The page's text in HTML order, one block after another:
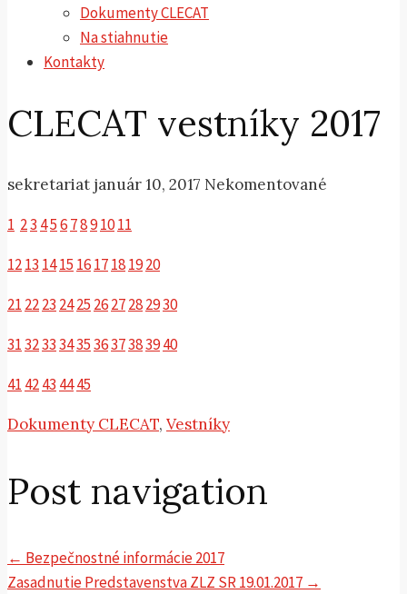
Dokumenty CLECAT
Na stiahnutie
Kontakty
CLECAT vestníky 2017
sekretariat január 10, 2017 Nekomentované
1 23 4567891011
1213 1415 1617181920
21 2223 2425 2627282930
31323334353637383940
41 4243 4445
Dokumenty CLECAT, Vestníky
Post navigation
← Bezpečnostné informácie 2017
Zasadnutie Predstavenstva ZLZ SR 19.01.2017 →